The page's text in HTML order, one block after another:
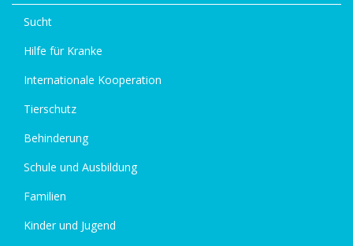
Sucht
Hilfe für Kranke
Internationale Kooperation
Tierschutz
Behinderung
Schule und Ausbildung
Familien
Kinder und Jugend